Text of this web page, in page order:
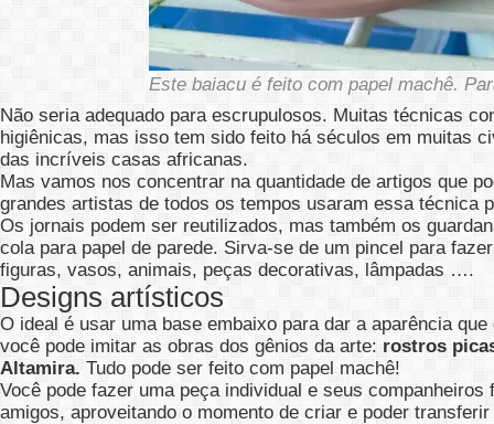
Este baiacu é feito com papel machê.
Não seria adequado para escrupulosos. Muitas técnicas
higiênicas, mas isso tem sido feito há séculos em muitas
das incríveis casas africanas.
Mas vamos nos concentrar na quantidade de artigos que
grandes artistas de todos os tempos usaram essa técnica
Os jornais podem ser reutilizados, mas também os
cola para papel de parede. Sirva-se de um pincel para
figuras, vasos, animais, peças decorativas, lâmpadas ….
Designs artísticos
O ideal é usar uma base embaixo para dar a aparência
você pode imitar as obras dos gênios da arte: rostros
Altamira. Tudo pode ser feito com papel machê!
Você pode fazer uma peça individual e seus
amigos, aproveitando o momento de criar e poder